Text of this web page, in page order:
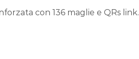
con 136 maglie e QRs link.